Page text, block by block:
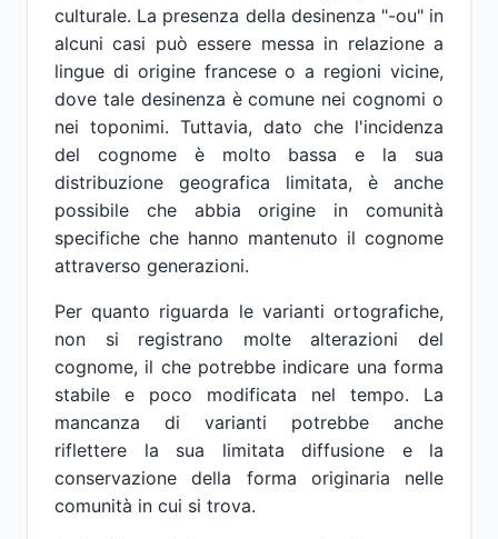
culturale. La presenza della desinenza "-ou" in
alcuni casi può essere messa in relazione a
lingue di origine francese o a regioni vicine,
dove tale desinenza è comune nei cognomi o
nei toponimi. Tuttavia, dato che l'incidenza
del cognome è molto bassa e la sua
distribuzione geografica limitata, è anche
possibile che abbia origine in comunità
specifiche che hanno mantenuto il cognome
attraverso generazioni.
Per quanto riguarda le varianti ortografiche,
non si registrano molte alterazioni del
cognome, il che potrebbe indicare una forma
stabile e poco modificata nel tempo. La
mancanza di varianti potrebbe anche
riflettere la sua limitata diffusione e la
conservazione della forma originaria nelle
comunità in cui si trova.